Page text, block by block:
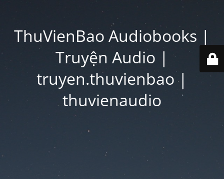
ThuVienBao Audiobooks |
Truyện Audio |
truyen.thuvienbao |
thuvienaudio